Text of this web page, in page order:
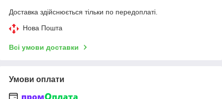
Доставка здійснюється тільки по передоплаті.
Нова Пошта
Всі умови доставки
Умови оплати